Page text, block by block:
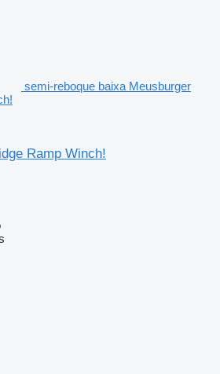
semi-reboque baixa Meusburger
Ramp Winch!